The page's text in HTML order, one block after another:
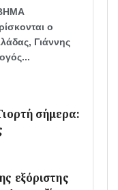
ο
Γιάννης
σήμερα:
εξόριστης